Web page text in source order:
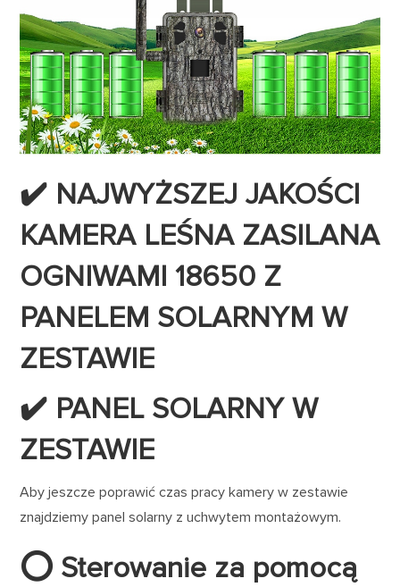
✔️ NAJWYŻSZEJ JAKOŚCI
KAMERA LEŚNA ZASILANA
OGNIWAMI 18650 Z
PANELEM SOLARNYM W
ZESTAWIE
✔️ PANEL SOLARNY W
ZESTAWIE
Aby jeszcze poprawić czas pracy kamery w zestawie
znajdziemy panel solarny z uchwytem montażowym.
⭕ Sterowanie za pomocą